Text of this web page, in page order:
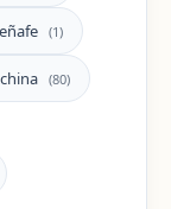
(1)
(80)